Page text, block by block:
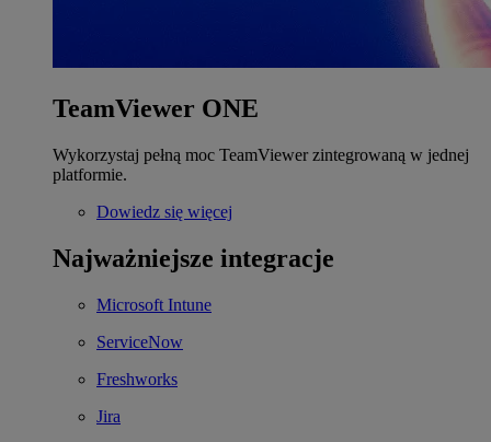
TeamViewer ONE
Wykorzystaj pełną moc TeamViewer zintegrowaną w jednej
platformie.
Dowiedz się więcej
Najważniejsze integracje
Microsoft Intune
ServiceNow
Freshworks
Jira